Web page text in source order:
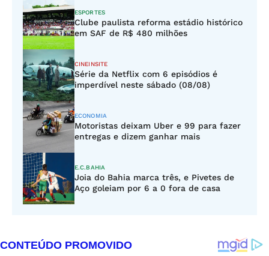
ESPORTES
Clube paulista reforma estádio histórico
em SAF de R$ 480 milhões
CINEINSITE
Série da Netflix com 6 episódios é
imperdível neste sábado (08/08)
ECONOMIA
Motoristas deixam Uber e 99 para fazer
entregas e dizem ganhar mais
E.C.BAHIA
Joia do Bahia marca três, e Pivetes de
Aço goleiam por 6 a 0 fora de casa